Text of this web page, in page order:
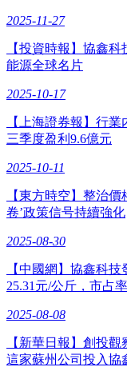
2025-11-27
【投資時報】協鑫
能源全球名片
2025-10-17
【上海證券報】行
三季度盈利9.6億元
2025-10-11
【東方時空】整治
卷’政策信号持續強化
2025-08-30
【中國網】協鑫科
25.31元/公斤，市占
2025-08-08
【新華日報】創投
這家蘇州公司投入協